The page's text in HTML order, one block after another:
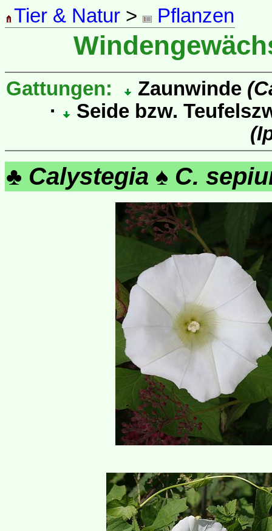
Tier & Natur > Pflanzen
Gattungen: Zaunwinde
·
Seide bzw.
♣ Calystegia ♠ C.